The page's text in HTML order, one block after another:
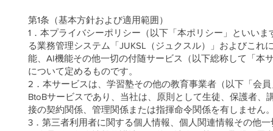
第1条（基本方針および適用範囲）
1．本プライバシーポリシー（以下「本ポリシー」といい
る業務管理システム「JUKSL（ジュクスル）」およびこ
能、AI機能その他一切の付随サービス（以下総称して「本
について定めるものです。
2．本サービスは、学習塾その他の教育事業者（以下「会
BtoBサービスであり、当社は、原則として生徒、保護者
接の契約関係、管理関係または指揮命令関係を有しません
3．第三者利用者に関する個人情報、個人関連情報その他